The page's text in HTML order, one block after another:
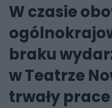
W czasie
braku
w Teatrze
trwały